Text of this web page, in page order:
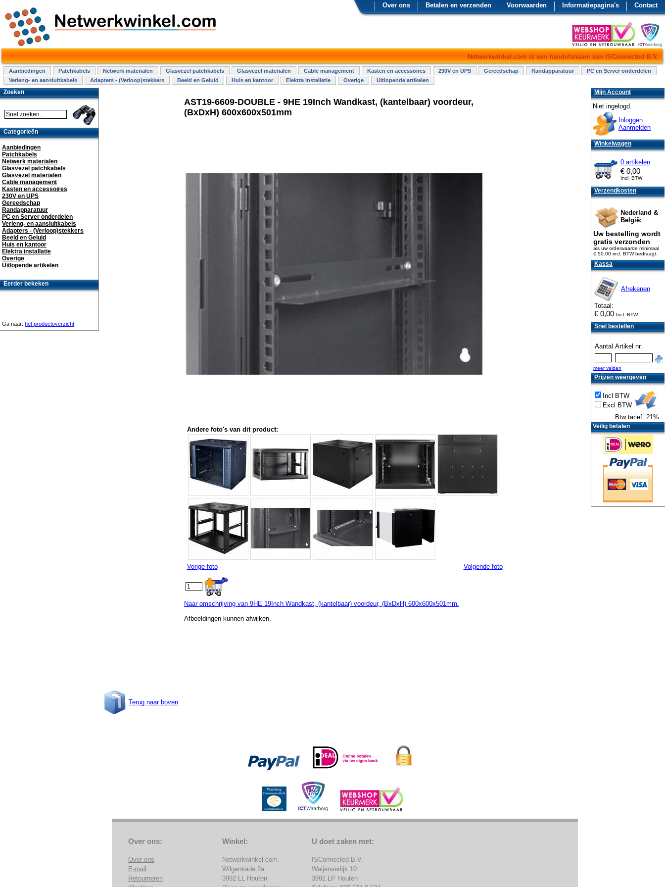
Contact
Informatiepagina's
Voorwaarden
Betalen en verzenden
Over ons
Netwerkwinkel.com is een handelsnaam van ISConnected B.V.
Aanbiedingen Patchkabels Netwerk materialen Glasvezel patchkabels Glasvezel materialen Cable management Kasten en accessoires 230V en UPS Gereedschap Randapparatuur
PC en Server onderdelen
Verleng- en aansluitkabels
Adapters - (Verloop)stekkers Beeld en Geluid Huis en kantoor Elektra installatie Overige Uitlopende artikelen
AST19-6609-DOUBLE - 9HE 19Inch Wandkast, (kantelbaar) voordeur,
(BxDxH) 600x600x501mm
Andere foto's van dit product:
Vorige foto Volgende foto
Naar omschrijving van 9HE 19Inch Wandkast, (kantelbaar) voordeur, (BxDxH) 600x600x501mm.
Afbeeldingen kunnen afwijken.
Terug naar boven
Zoeken
Categorieën
Aanbiedingen
Patchkabels
Netwerk materialen
Glasvezel patchkabels
Glasvezel materialen
Cable management
Kasten en accessoires
230V en UPS
Gereedschap
Randapparatuur
PC en Server onderdelen
Verleng- en aansluitkabels
Adapters - (Verloop)stekkers
Beeld en Geluid
Huis en kantoor
Elektra installatie
Overige
Uitlopende artikelen
Eerder bekeken
Ga naar: het productoverzicht
Mijn Account
Niet ingelogd.
Inloggen
Aanmelden
Winkelwagen
0 artikelen
€ 0,00
Incl. BTW
Verzendkosten
Nederland &
België:
Uw bestelling wordt
gratis verzonden
als uw orderwaarde minimaal
€ 50.00 incl. BTWbedraagt.
Kassa
Afrekenen
Totaal:
€ 0,00 Incl. BTW
Snel bestellen
Aantal Artikel nr.
meer velden
Prijzen weergeven
Incl BTW
Excl BTW
Btw tarief: 21%
Veilig betalen
Over ons:
Over ons
E-mail
Retourneren
Winkel:
Netwerkwinkel.com.
Wilgenkade 2a
3992 LL Houten
U doet zaken met:
ISConnected B.V.
Waijensedijk 10
3992 LP Houten